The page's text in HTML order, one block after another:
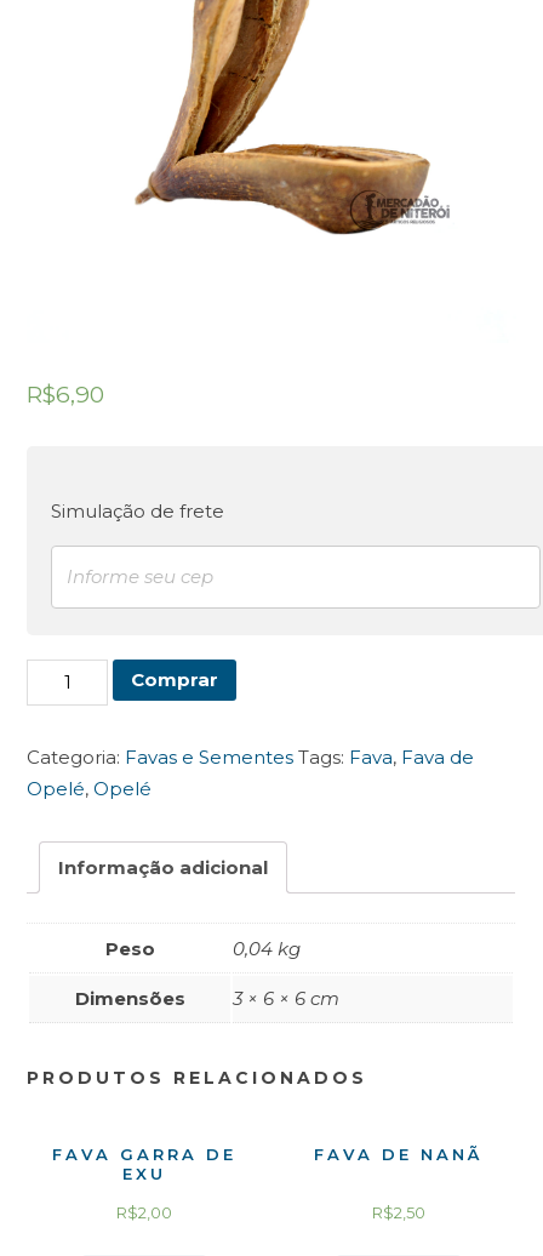
R$6,90
Simulação de frete
Fava
de
quantidade
Comprar
Categoria: Favas e Sementes Tags: Fava, Fava de
Opelé,Opelé
Informação adicional
Peso 0,04 kg
Dimensões 3 × 6 × 6 cm
PRODUTOS RELACIONADOS
FAVA GARRA DE
EXU
R$2,00
FAVA DE NANÃ
R$2,50